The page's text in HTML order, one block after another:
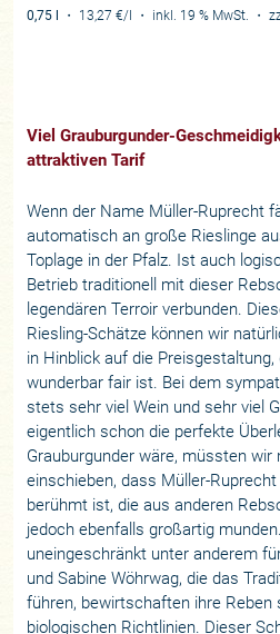
0,75 l
・ 13,27 €/l ・ inkl. 19 % MwSt. ・
Viel Grauburgunder-
attraktiven Tarif
Wenn der Name Müller-Ruprecht
automatisch an große Rieslinge
Toplage in der Pfalz. Ist auch
Betrieb traditionell mit dieser
legendären Terroir verbunden.
Riesling-Schätze können wir
in Hinblick auf die
wunderbar fair ist. Bei dem
stets sehr viel Wein und sehr viel
eigentlich schon die perfekte
Grauburgunder wäre, müssten wir
einschieben, dass Müller-
berühmt ist, die aus anderen
jedoch ebenfalls großartig
uneingeschränkt unter anderem
und Sabine Wöhrwag, die das
führen, bewirtschaften ihre Reben
biologischen Richtlinien. Dieser